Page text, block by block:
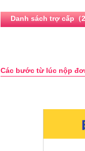
Danh sách trợ cấp（
Các bước từ lúc nộp